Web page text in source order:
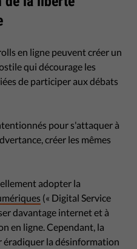
en ligne peuvent créer un
qui décourage les
de participer aux débats
pour s'attaquer à
créer les mêmes
adopter la
(« Digital Service
davantage internet et à
en ligne. Cependant, la
la désinformation